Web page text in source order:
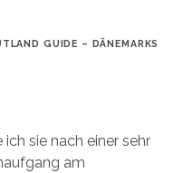
GUIDE – DÄNEMARKS
sie nach einer sehr
am